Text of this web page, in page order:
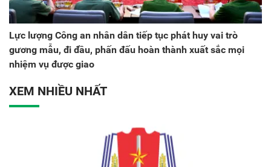
Lực lượng Công an nhân dân tiếp tục phát huy vai trò
gương mẫu, đi đầu, phấn đấu hoàn thành xuất sắc mọi
nhiệm vụ được giao
XEM NHIỀU NHẤT